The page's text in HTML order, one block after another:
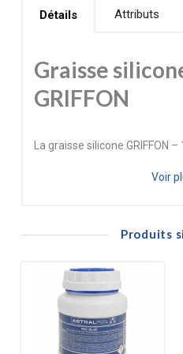
Détails Attributs
Graisse
GRIFFON
La graisse silicone GRIFFON
renforce l’étanchéité des
l’eau, aux variations de
Elle est idéale pour les
toriques, vannes, systèmes
équipement nécessitant une
Voir
Produits